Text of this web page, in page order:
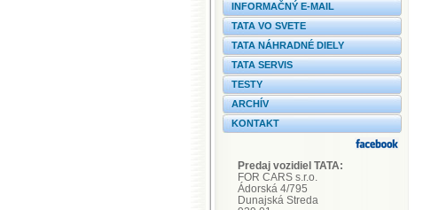
INFORMAČNÝ E-MAIL
TATA VO SVETE
TATA NÁHRADNÉ DIELY
TATA SERVIS
TESTY
ARCHÍV
KONTAKT
Predaj vozidiel TATA:
FOR CARS s.r.o.
Ádorská 4/795
Dunajská Streda